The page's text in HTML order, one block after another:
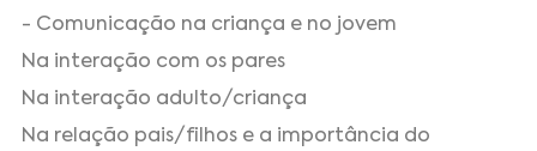
- Comunicação na criança e no jovem
Na interação com os pares
Na interação adulto/criança
Na relação pais/filhos e a importância do